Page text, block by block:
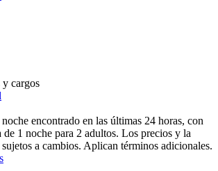
y cargos
encontrado en las últimas 24 horas, con
de 1 noche para 2 adultos. Los precios y la
a cambios. Aplican términos adicionales.